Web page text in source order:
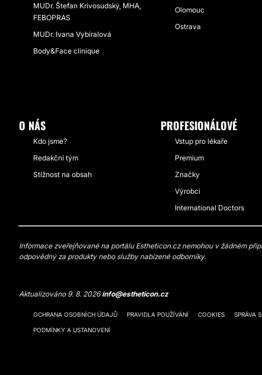
MUDr. Štefan Krivosudský, MHA,
FEBOPRAS
MUDr. Ivana Vybíralová
Body&Face clinique
Olomouc
Ostrava
O NÁS
Kdo jsme?
Redakční tým
Stížnost na obsah
PROFESIONÁLOVÉ
Vstup pro lékaře
Premium
Značky
Výrobci
International Doctors
Informace zveřejňované na portálu Estheticon.cz nemohou v žádném
odpovědný za produkty nebo služby nabízené odborníky.
Aktualizováno 9. 8. 2026info@estheticon.cz
OCHRANA OSOBNÍCH ÚDAJŮ PRAVIDLA POUŽÍVÁNÍ COOKIES SPRÁVA
PODMÍNKY A USTANOVENÍ